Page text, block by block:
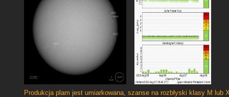
Produkcja plam jest umiarkowana, szanse na rozbłyski klasy M lub